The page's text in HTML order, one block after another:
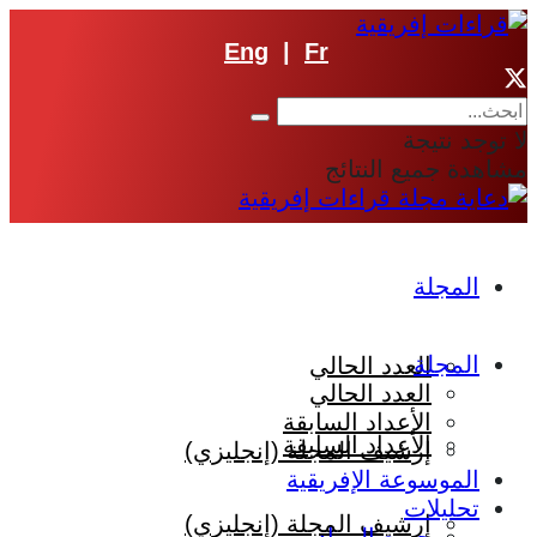
Eng Fr
لا توجد نتيجة
مشاهدة جميع النتائج
المجلة
العدد الحالي
الأعداد السابقة
إرشيف المجلة (إنجليزي)
المجلة
العدد الحالي
الأعداد السابقة
إرشيف المجلة (إنجليزي)
الموسوعة الإفريقية
تحليلات